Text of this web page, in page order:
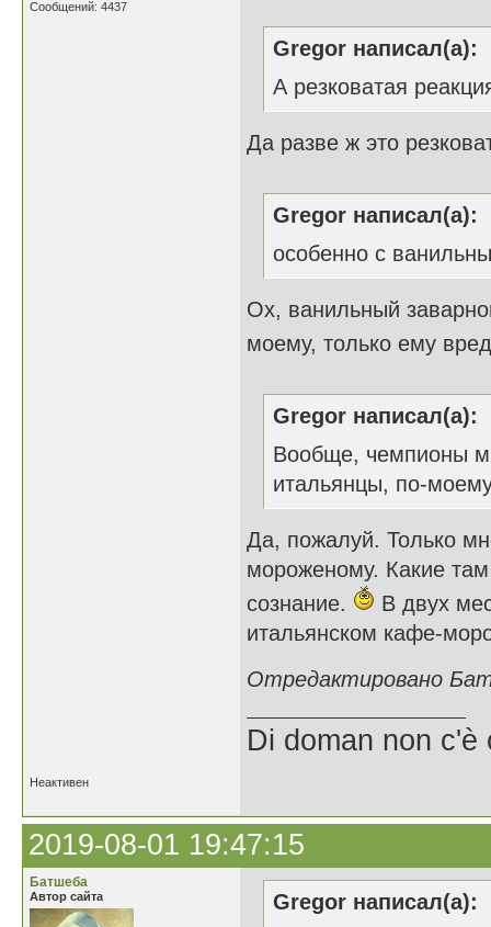
Сообщений: 4437
Gregor написал(а):
А резковатая
Да разве ж это
Gregor написал(а):
особенно с
Ох, ванильный
моему, только ему
Gregor написал(а):
Вообще, чемпионы
итальянцы, по-
Да, пожалуй. Только
мороженому. Какие
сознание.
В двух
итальянском кафе-
Отредактировано
Di doman non c'è
Неактивен
2019-08-01 19:47:15
Батшеба
Автор сайта
Gregor написал(а):